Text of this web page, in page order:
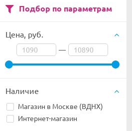
Подбор по параметрам
Цена, руб.
—
Наличие
Магазин в Москве (ВДНХ)
Интернет-магазин